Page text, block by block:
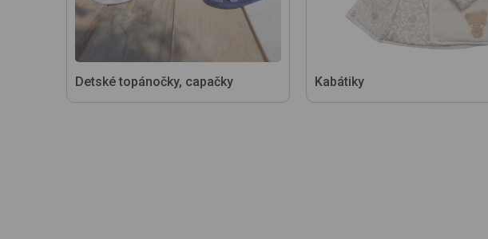
Detské topánočky, capačky Kabátiky